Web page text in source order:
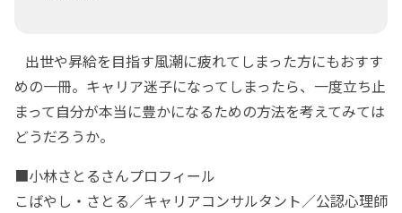
出世や昇給を目指す風潮に疲れてしまった方にもおすす
めの一冊。キャリア迷子になってしまったら、一度立ち止
まって自分が本当に豊かになるための方法を考えてみては
どうだろうか。
■小林さとるさんプロフィール
こばやし・さとる／キャリアコンサルタント／公認心理師